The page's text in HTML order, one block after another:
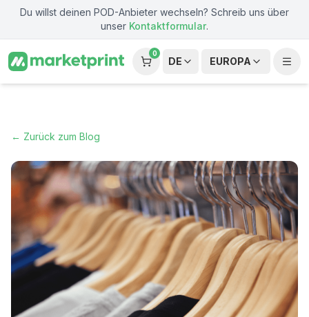
Zum Hauptinhalt springen
Du willst deinen POD-Anbieter wechseln? Schreib uns über
unser Kontaktformular.
0
DE EUROPA
← Zurück zum Blog